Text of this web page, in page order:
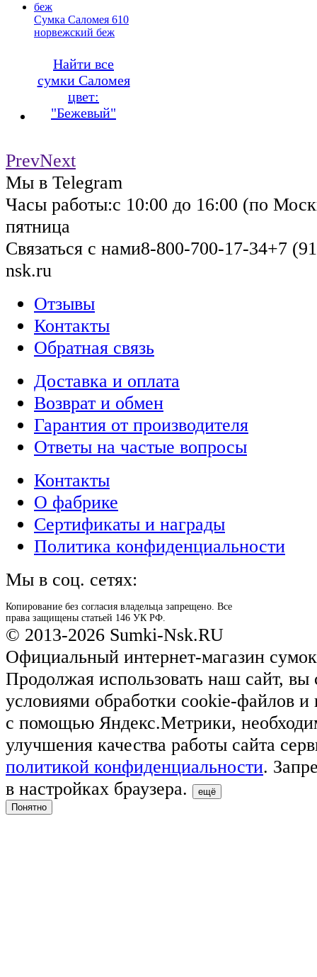
Сумка Саломея 610
норвежский беж
Найти все
сумки Саломея
цвет:
"Бежевый"
PrevNext
Мы в Telegram
Часы работы:с 10:00 до 16:00 (по
пятница
Связаться с нами8-800-700-17-34+7
nsk.ru
Отзывы
Контакты
Обратная связь
Доставка и оплата
Возврат и обмен
Гарантия от производителя
Ответы на частые вопросы
Контакты
О фабрике
Сертификаты и награды
Политика конфиденциальности
Мы в соц. сетях:
Копирование без согласия владельца запрещено. Все
права защищены статьей 146 УК РФ.
© 2013-2026 Sumki-Nsk.RU
Официальный интернет-магазин
Продолжая использовать наш сайт, вы
условиями обработки cookie-файлов и
с помощью Яндекс.Метрики,
улучшения качества работы сайта
политикой конфиденциальности.
в настройках браузера.
ещё
Понятно